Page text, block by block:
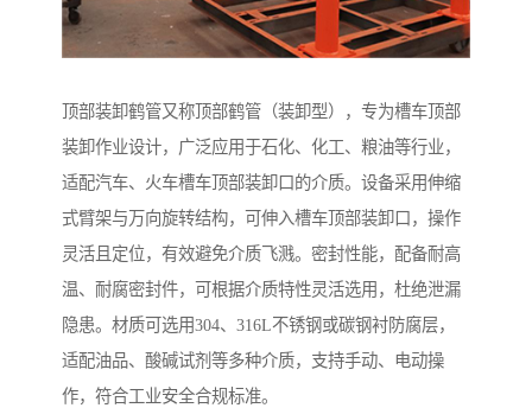
顶部装卸鹤管又称顶部鹤管（装卸型），专为槽车顶部
装卸作业设计，广泛应用于石化、化工、粮油等行业，
适配汽车、火车槽车顶部装卸口的介质。设备采用伸缩
式臂架与万向旋转结构，可伸入槽车顶部装卸口，操作
灵活且定位，有效避免介质飞溅。密封性能，配备耐高
温、耐腐密封件，可根据介质特性灵活选用，杜绝泄漏
隐患。材质可选用304、316L不锈钢或碳钢衬防腐层，
适配油品、酸碱试剂等多种介质，支持手动、电动操
作，符合工业安全合规标准。